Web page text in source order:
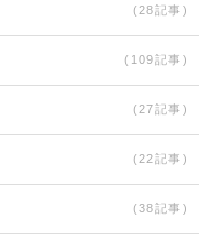
(28記事)
(109記事)
(27記事)
(22記事)
(38記事)